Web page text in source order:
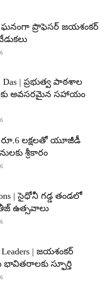
| ఘనంగా ప్రొఫెసర్ జయశంకర్
Das | ప్రభుత్వ పాఠశాల
అవసరమైన సహాయం
రూ.6 లక్షలతో యూజీడీ
శ్రీకారం
| సైధోనీ గడ్డ తండలో
ఉత్సవాలు
Leaders | జయశంకర్
స్ఫూర్తి